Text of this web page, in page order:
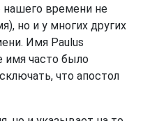
нашего времени не
но и у многих других
Имя Paulus
имя часто было
что апостол